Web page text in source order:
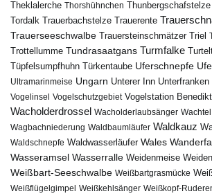
Theklalerche Thorshühnchen Thunbergschafstelze
Tordalk Trauerbachstelze Trauerente
Trauerseeschwalbe Trauersteinschmätzer Triel
Trottellumme Tundrasaatgans Turmfalke
Tüpfelsumpfhuhn
Türkentaube Uferschnepfe
Ultramarinmeise Ungarn Unterer Inn Unterfranken
Vogelinsel Vogelschutzgebiet Vogelstation
Wacholderdrossel Wacholderlaubsänger Wachtel
Wagbachniederung Waldbaumläufer Waldkauz
Waldschnepfe Waldwasserläufer Wales
Wasseramsel Wasserralle Weidenmeise
Weißbart-Seeschwalbe Weißbartgrasmücke
Weißflügelgimpel Weißkehlsänger Weißkopf-